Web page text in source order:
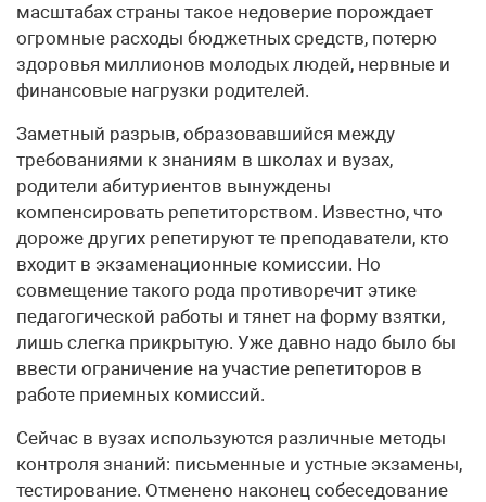
масштабах страны такое недоверие порождает
огромные расходы бюджетных средств, потерю
здоровья миллионов молодых людей, нервные и
финансовые нагрузки родителей.
Заметный разрыв, образовавшийся между
требованиями к знаниям в школах и вузах,
родители абитуриентов вынуждены
компенсировать репетиторством. Известно, что
дороже других репетируют те преподаватели, кто
входит в экзаменационные комиссии. Но
совмещение такого рода противоречит этике
педагогической работы и тянет на форму взятки,
лишь слегка прикрытую. Уже давно надо было бы
ввести ограничение на участие репетиторов в
работе приемных комиссий.
Сейчас в вузах используются различные методы
контроля знаний: письменные и устные экзамены,
тестирование. Отменено наконец собеседование